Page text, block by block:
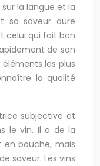
la langue et la
sa saveur dure
celui qui fait bon
de son
éléments les plus
la qualité
subjective et
le vin. Il a de la
en bouche, mais
saveur. Les vins